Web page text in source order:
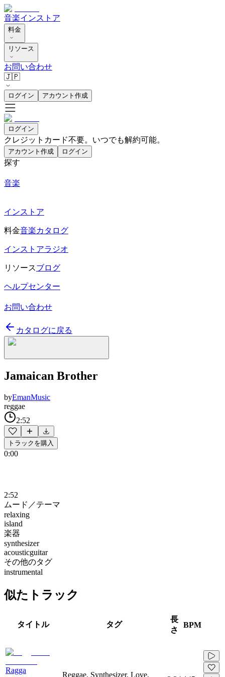
音楽インストア
料金
リソース
お問い合わせ
🇯🇵
ログイン アカウント作成
ログイン
クレジットカード不要。いつでも解約可能。
アカウント作成 ログイン
探す
音楽
インストア
料金音楽カタログ
インストアラジオ
リソースブログ
ヘルプセンター
お問い合わせ
カタログに戻る
Jamaican Brother
byEmanMusic
reggae
2:52
トラックを購入
0:00
2:52
ムード／テーマ
relaxing
island
楽器
synthesizer
acousticguitar
その他のタグ
instrumental
似たトラック
タイトル タグ
長
さ
BPM
Ragga
Reggae, Synthesizer, Love,